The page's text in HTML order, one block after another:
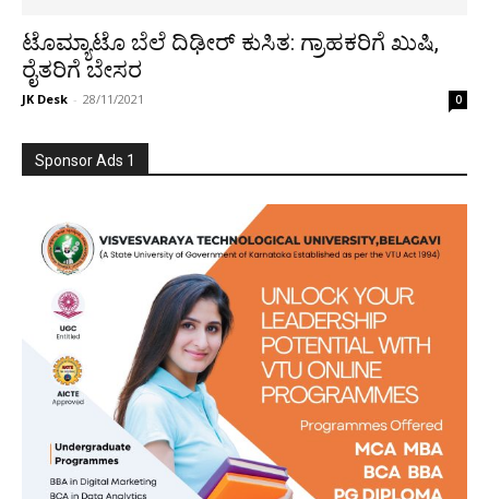
ಟೊಮ್ಯಾಟೊ ಬೆಲೆ ದಿಢೀರ್ ಕುಸಿತ: ಗ್ರಾಹಕರಿಗೆ ಖುಷಿ,
ರೈತರಿಗೆ ಬೇಸರ
JK Desk - 28/11/2021 0
Sponsor Ads 1